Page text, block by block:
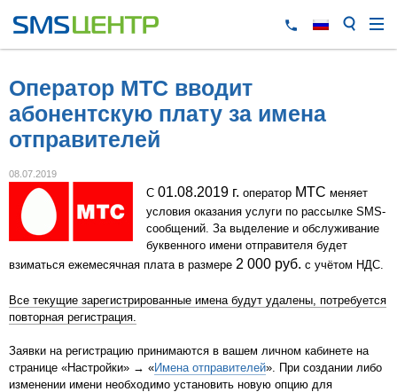
Оператор МТС вводит
абонентскую плату за имена
отправителей
08.07.2019
С 01.08.2019 г. оператор МТС меняет
условия оказания услуги по рассылке SMS-
сообщений. За выделение и обслуживание
буквенного имени отправителя будет
взиматься ежемесячная плата в размере 2 000 руб. с учётом НДС.
Все текущие зарегистрированные имена будут удалены, потребуется
повторная регистрация.
Заявки на регистрацию принимаются в вашем личном кабинете на
странице «Настройки» → «Имена отправителей». При создании либо
изменении имени необходимо установить новую опцию для